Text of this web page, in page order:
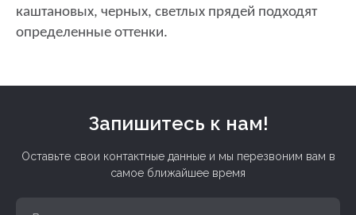
каштановых, черных, светлых прядей подходят
определенные оттенки.
Запишитесь к нам!
Оставьте свои контактные данные и мы перезвоним вам в
самое ближайшее время